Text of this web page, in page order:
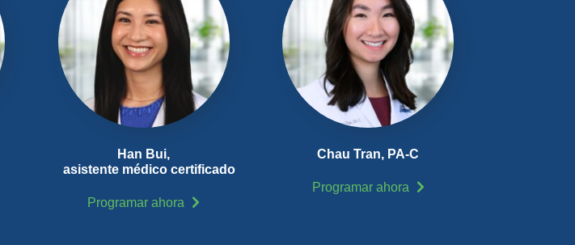
Han Bui,
asistente médico certificado
Programar ahora
Chau Tran, PA-C
Programar ahora